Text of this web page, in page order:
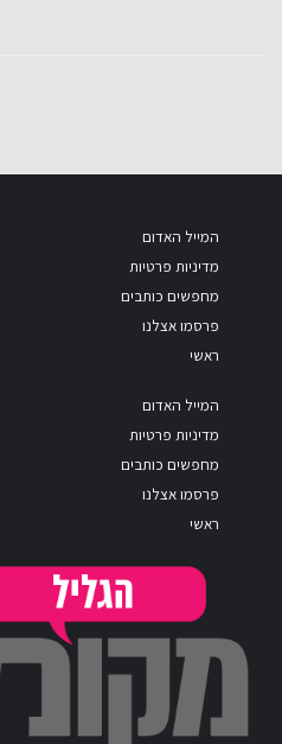
המייל האדום
מדיניות פרטיות
מחפשים כותבים
פרסמו אצלנו
ראשי
המייל האדום
מדיניות פרטיות
מחפשים כותבים
פרסמו אצלנו
ראשי